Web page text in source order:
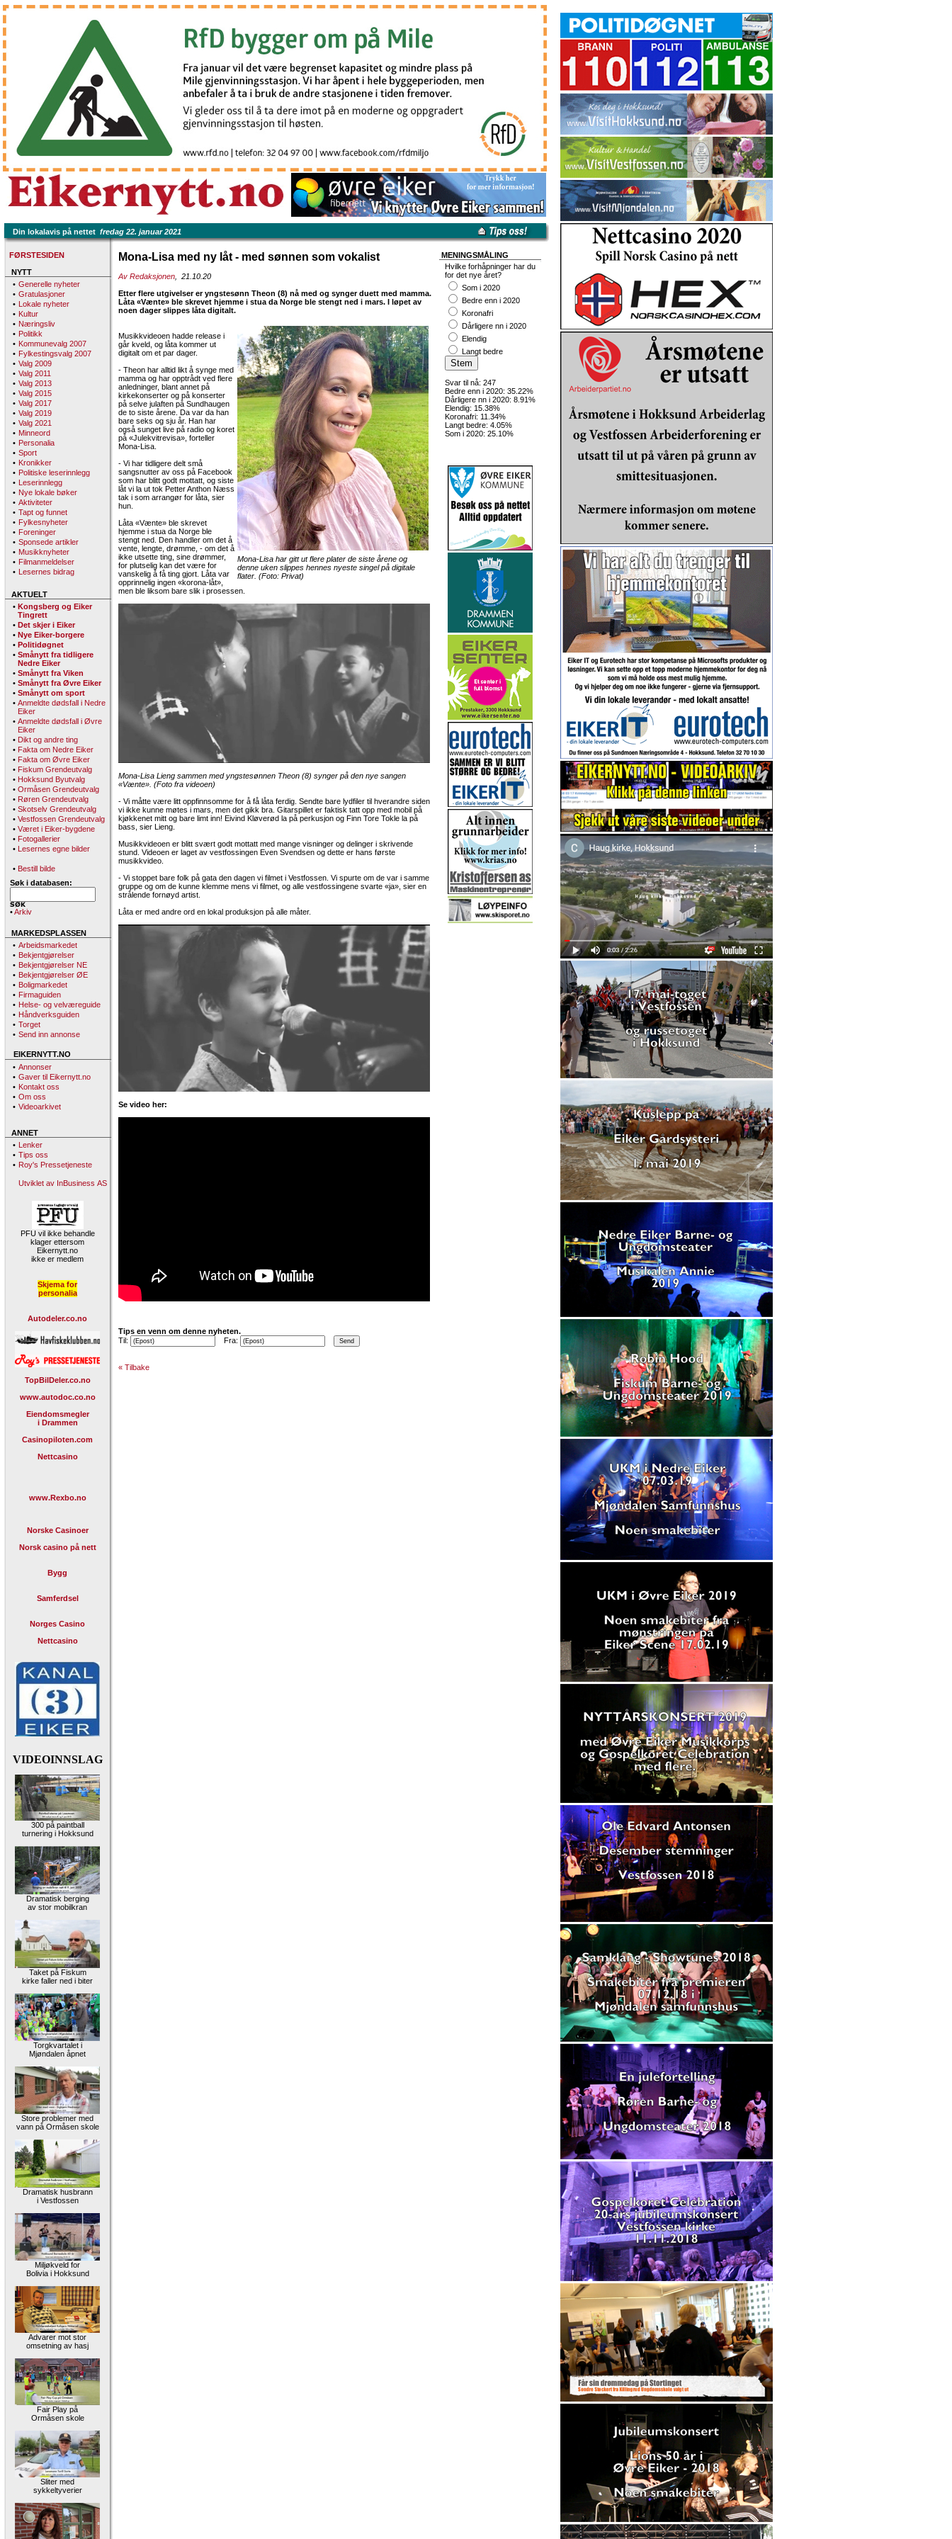
Din lokalavis på nettet fredag 22. januar 2021
FØRSTESIDEN
NYTT
• Generelle nyheter
• Gratulasjoner
• Lokale nyheter
• Kultur
• Næringsliv
• Politikk
• Kommunevalg 2007
• Fylkestingsvalg 2007
• Valg 2009
• Valg 2011
• Valg 2013
• Valg 2015
• Valg 2017
• Valg 2019
• Valg 2021
• Minneord
• Personalia
• Sport
• Kronikker
• Politiske leserinnlegg
• Leserinnlegg
• Nye lokale bøker
• Aktiviteter
• Tapt og funnet
• Fylkesnyheter
• Foreninger
• Sponsede artikler
• Musikknyheter
• Filmanmeldelser
• Lesernes bidrag
AKTUELT
• Kongsberg og Eiker
Tingrett
• Det skjer i Eiker
• Nye Eiker-borgere
• Politidøgnet
• Smånytt fra tidligere
Nedre Eiker
• Smånytt fra Viken
• Smånytt fra Øvre Eiker
• Smånytt om sport
• Anmeldte dødsfall i Nedre
Eiker
• Anmeldte dødsfall i Øvre
Eiker
• Dikt og andre ting
• Fakta om Nedre Eiker
• Fakta om Øvre Eiker
• Fiskum Grendeutvalg
• Hokksund Byutvalg
• Ormåsen Grendeutvalg
• Røren Grendeutvalg
• Skotselv Grendeutvalg
• Vestfossen Grendeutvalg
• Været i Eiker-bygdene
• Fotogallerier
• Lesernes egne bilder
• Bestill bilde
Søk i databasen:
•Arkiv
MARKEDSPLASSEN
• Arbeidsmarkedet
• Bekjentgjørelser
• Bekjentgjørelser NE
• Bekjentgjørelser ØE
• Boligmarkedet
• Firmaguiden
• Helse- og velværeguide
• Håndverksguiden
• Torget
• Send inn annonse
EIKERNYTT.NO
• Annonser
• Gaver til Eikernytt.no
• Kontakt oss
• Om oss
• Videoarkivet
ANNET
• Lenker
• Tips oss
• Roy's Pressetjeneste
Utviklet av InBusiness AS
PFU vil ikke behandle
klager ettersom
Eikernytt.no
ikke er medlem
Skjema for
personalia
Autodeler.co.no
TopBilDeler.co.no
www.autodoc.co.no
Eiendomsmegler
i Drammen
Casinopiloten.com
Nettcasino
www.Rexbo.no
Norske Casinoer
Norsk casino på nett
Bygg
Samferdsel
Norges Casino
Nettcasino
VIDEOINNSLAG
300 på paintball
turnering i Hokksund
Dramatisk berging
av stor mobilkran
Taket på Fiskum
kirke faller ned i biter
Torgkvartalet i
Mjøndalen åpnet
Store problemer med
vann på Ormåsen skole
Dramatisk husbrann
i Vestfossen
Miljøkveld for
Bolivia i Hokksund
Advarer mot stor
omsetning av hasj
Fair Play på
Ormåsen skole
Sliter med
sykkeltyverier
Mona-Lisa med ny låt - med sønnen som vokalist
Av Redaksjonen , 21.10.20
Etter flere utgivelser er yngstesønn Theon (8) nå med og synger duett med mamma.
Låta «Vænte» ble skrevet hjemme i stua da Norge ble stengt ned i mars. I løpet av
noen dager slippes låta digitalt.
Mona-Lisa har gitt ut flere plater de siste årene og
denne uken slippes hennes nyeste singel på digitale
flater. (Foto: Privat)
Musikkvideoen hadde release i
går kveld, og låta kommer ut
digitalt om et par dager.
- Theon har alltid likt å synge med
mamma og har opptrådt ved flere
anledninger, blant annet på
kirkekonserter og på konserter
på selve julaften på Sundhaugen
de to siste årene. Da var da han
bare seks og sju år. Han har
også sunget live på radio og koret
på «Julekvitrevisa», forteller
Mona-Lisa.
- Vi har tidligere delt små
sangsnutter av oss på Facebook
som har blitt godt mottatt, og siste
låt vi la ut tok Petter Anthon Næss
tak i som arrangør for låta, sier
hun.
Låta «Vænte» ble skrevet
hjemme i stua da Norge ble
stengt ned. Den handler om det å
vente, lengte, drømme, - om det å
ikke utsette ting, sine drømmer,
for plutselig kan det være for
vanskelig å få ting gjort. Låta var
opprinnelig ingen «korona-låt»,
men ble liksom bare slik i prosessen.
Mona-Lisa Lieng sammen med yngstesønnen Theon (8) synger på den nye sangen
«Vænte». (Foto fra videoen)
- Vi måtte være litt oppfinnsomme for å få låta ferdig. Sendte bare lydfiler til hverandre siden
vi ikke kunne møtes i mars, men det gikk bra. Gitarspillet er faktisk tatt opp med mobil på
kjøkkenet mitt og bare limt inn! Eivind Kløverød la på perkusjon og Finn Tore Tokle la på
bass, sier Lieng.
Musikkvideoen er blitt svært godt mottatt med mange visninger og delinger i skrivende
stund. Videoen er laget av vestfossingen Even Svendsen og dette er hans første
musikkvideo.
- Vi stoppet bare folk på gata den dagen vi filmet i Vestfossen. Vi spurte om de var i samme
gruppe og om de kunne klemme mens vi filmet, og alle vestfossingene svarte «ja», sier en
strålende fornøyd artist.
Låta er med andre ord en lokal produksjon på alle måter.
Se video her:
Tips en venn om denne nyheten.
Til:
Fra:
« Tilbake
MENINGSMÅLING
Hvilke forhåpninger har du
for det nye året?
Som i 2020
Bedre enn i 2020
Koronafri
Dårligere nn i 2020
Elendig
Langt bedre
Svar til nå: 247
Bedre enn i 2020: 35.22%
Dårligere nn i 2020: 8.91%
Elendig: 15.38%
Koronafri: 11.34%
Langt bedre: 4.05%
Som i 2020: 25.10%